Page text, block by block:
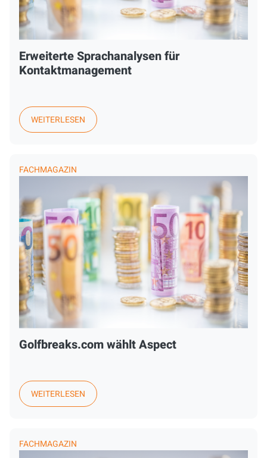
Erweiterte Sprachanalysen für
Kontaktmanagement
WEITERLESEN
FACHMAGAZIN
Golfbreaks.com wählt Aspect
WEITERLESEN
FACHMAGAZIN